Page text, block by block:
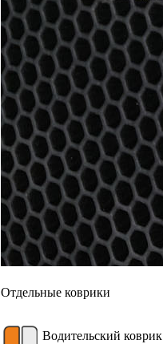
Отдельные коврики
Водительский коврик